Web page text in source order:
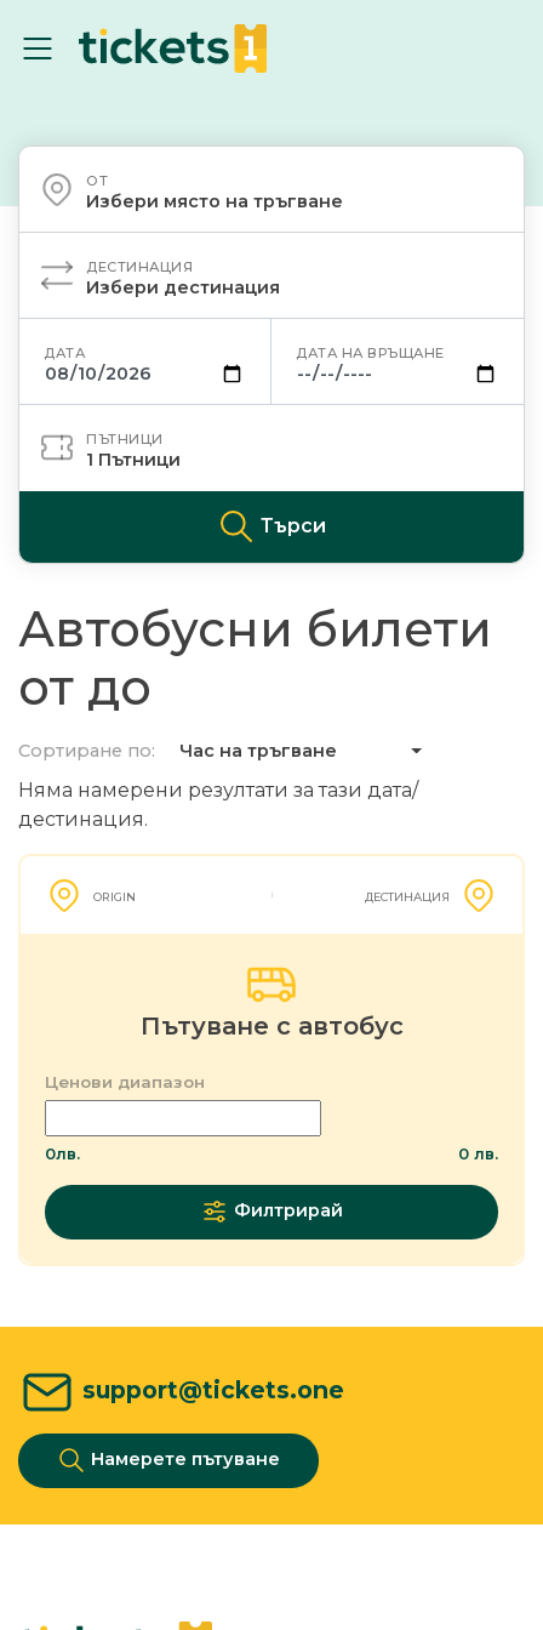
ОТ
Избери място на тръгване
ДЕСТИНАЦИЯ
Избери дестинация
ДАТА ДАТА НА ВРЪЩАНЕ
ПЪТНИЦИ
1 Пътници
Търси
Автобусни билети
от до
Сортиране по: Час на тръгване
Няма намерени резултати за тази дата/
дестинация.
ORIGIN ДЕСТИНАЦИЯ
Пътуване с автобус
Ценови диапазон
0лв. 0 лв.
Филтрирай
support@tickets.one
Намерете пътуване